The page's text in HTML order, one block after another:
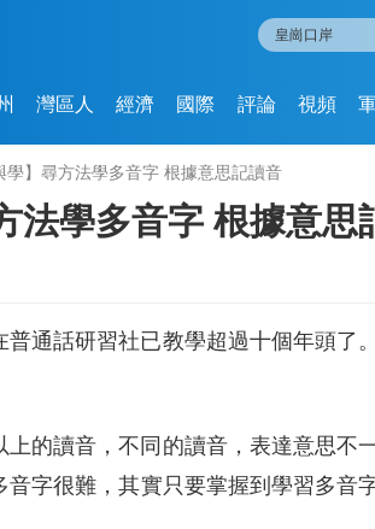
灣區人 經濟 國際 評論 視頻
學】尋方法學多音字 根據意思記讀音
法學多音字 根據意思
通話研習社已教學超過十個年頭了
的讀音，不同的讀音，表達意思不
字很難，其實只要掌握到學習多音